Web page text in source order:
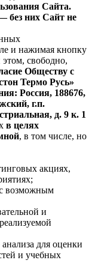
Сайта.
без них Сайт не
и нажимая кнопку
свободно,
Обществу с
Термо Русь»
Россия, 188676,
г.п.
д. 9 к. 1
в целях
, в том числе, но
акциях,
возможным
и
для оценки
и учебных